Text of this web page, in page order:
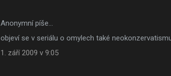
Anonymní píše…
objeví se v seriálu o omylech také
1. září 2009 v 9:05